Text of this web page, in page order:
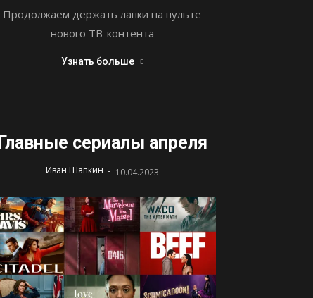
Продолжаем держать лапки на пульте
нового ТВ-контента
Узнать больше
Главные сериалы апреля
Иван Шапкин - 10.04.2023